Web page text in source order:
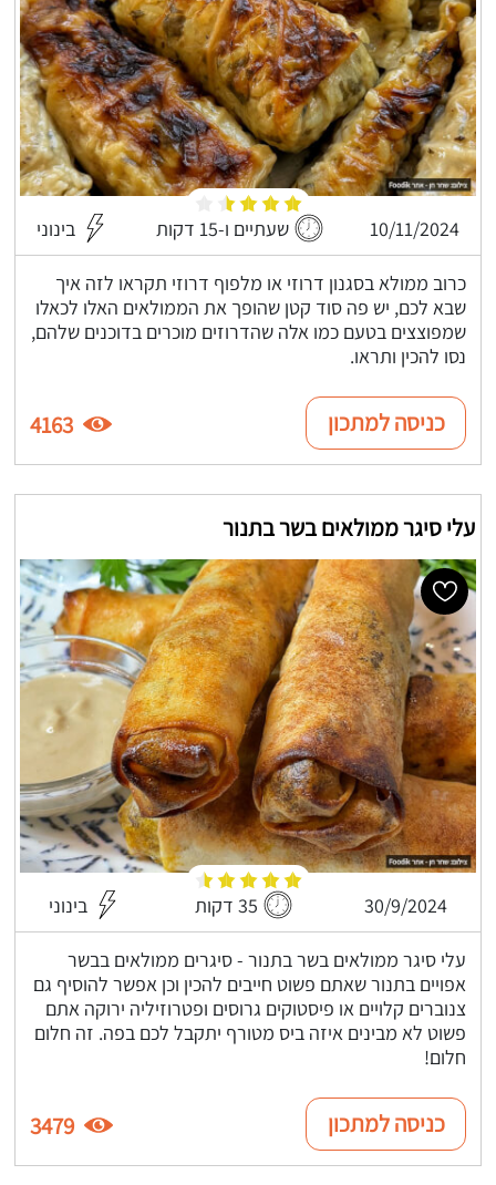
10/11/2024 שעתיים ו-15 דקות בינוני
כרוב ממולא בסגנון דרוזי או מלפוף דרוזי תקראו לזה איך
שבא לכם, יש פה סוד קטן שהופך את הממולאים האלו לכאלו
שמפוצצים בטעם כמו אלה שהדרוזים מוכרים בדוכנים שלהם,
נסו להכין ותראו.
כניסה למתכון 4163
עלי סיגר ממולאים בשר בתנור
30/9/2024 35 דקות בינוני
עלי סיגר ממולאים בשר בתנור - סיגרים ממולאים בבשר
אפויים בתנור שאתם פשוט חייבים להכין וכן אפשר להוסיף גם
צנוברים קלויים או פיסטוקים גרוסים ופטרוזיליה ירוקה אתם
פשוט לא מבינים איזה ביס מטורף יתקבל לכם בפה. זה חלום
חלום!
כניסה למתכון 3479